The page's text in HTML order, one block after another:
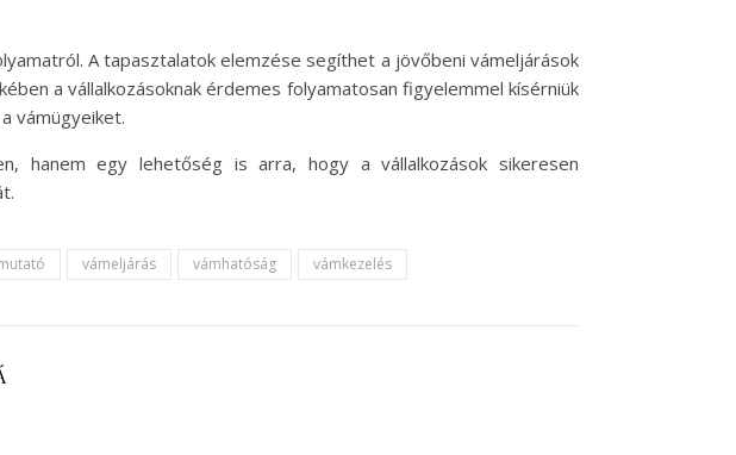
A tapasztalatok elemzése segíthet a jövőbeni vámeljárások
a vállalkozásoknak érdemes folyamatosan figyelemmel kísérniük
vámügyeiket.
hanem egy lehetőség is arra, hogy a vállalkozások sikeresen
vámeljárás vámhatóság vámkezelés